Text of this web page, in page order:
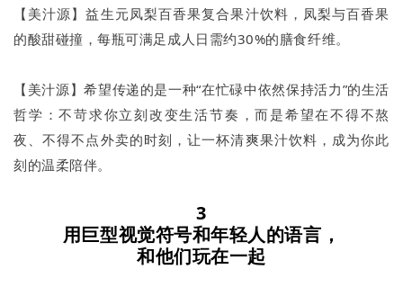
【美汁源】益生元凤梨百香果复合果汁饮料，凤梨与百香果
的酸甜碰撞，每瓶可满足成人日需约30%的膳食纤维。
【美汁源】希望传递的是一种“在忙碌中依然保持活力”的生活
哲学：不苛求你立刻改变生活节奏，而是希望在不得不熬
夜、不得不点外卖的时刻，让一杯清爽果汁饮料，成为你此
刻的温柔陪伴。
3
用巨型视觉符号和年轻人的语言，
和他们玩在一起